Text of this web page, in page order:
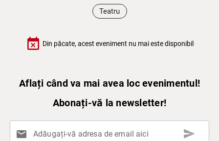
Teatru
event_busy Din păcate, acest eveniment nu mai este disponibil
Aflați când va mai avea loc evenimentul!
Abonați-vă la newsletter!
mail Adăugați-vă adresa de email aici send